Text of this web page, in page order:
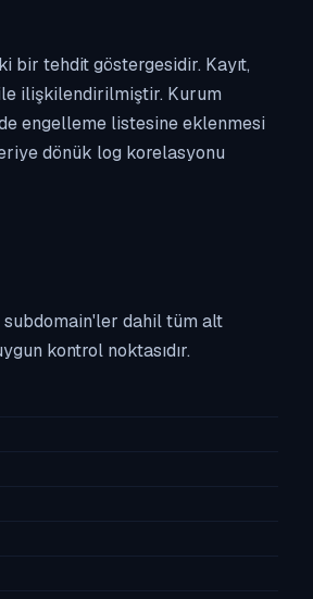
bir tehdit göstergesidir. Kayıt,
ile ilişkilendirilmiştir. Kurum
engelleme listesine eklenmesi
dönük log korelasyonu
subdomain'ler dahil tüm alt
kontrol noktasıdır.